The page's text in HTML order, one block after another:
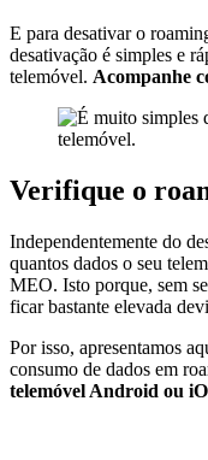
E para desativar o
desativação é simples e
telemóvel. Acompanhe
Verifique o
Independentemente do
quantos dados o seu
MEO. Isto porque, sem
ficar bastante elevada
Por isso, apresentamos
consumo de dados em
telemóvel Android ou